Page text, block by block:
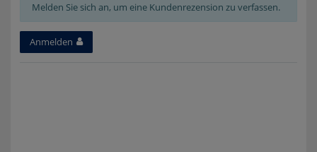
Melden Sie sich an, um eine Kundenrezension zu verfassen.
Anmelden